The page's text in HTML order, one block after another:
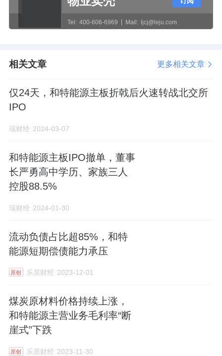
额分红。2022年5月，公司推出2021年度的利
时严勇、林建芳95%、5%的持股比例来算，二
人分别获得分红1.83亿元、0.1亿元。
人偿还了其个人借款本金7409.62万元及约定利
息，共支付1.09亿元，还清了其所有筹集的民
间借款本金及利息。
2023年5月，和特能源继续进行大手笔的分
利1.02亿元，并向公司股东转增股本5685.9万
分红金额分别占当期净利润的比例为261.7%、
129.6%，严勇夫妇二人合计落袋2.83亿元。
Tel: 400-606-6969 Mail: ljcj@leju.com
相关文章 更多相关文章
仅24天，和特能源主板折戟后火速转战北交所
IPO
瑞财经 2024-03-07
和特能源主板IPO撤单，董事
长严勇高中学历、家族三人
控股88.5%
瑞财经 2024-01-30
流动负债占比超85%，和特
能源短期偿债能力承压
原创 乐居财经 2023-12-01
煤炭原材料价格持续上涨，
和特能源主营业务毛利率“断
崖式”下跌
原创 乐居财经 2023-11-30